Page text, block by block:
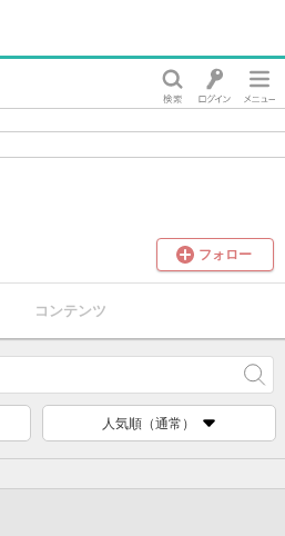
フォロー
コンテンツ
人気順（通常）